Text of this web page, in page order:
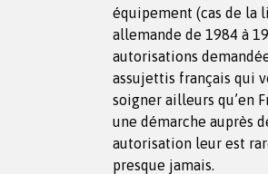
équipement (cas de la
allemande de 1984 à
autorisations
assujettis français qui
soigner ailleurs qu’en
une démarche auprès
autorisation leur est
presque jamais.